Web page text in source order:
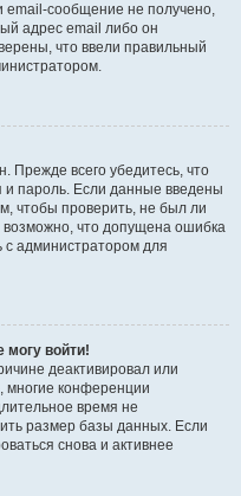
email-сообщение не получено,
адрес email либо он
что ввели правильный
Прежде всего убедитесь, что
и пароль. Если данные введены
чтобы проверить, не был ли
возможно, что допущена ошибка
с администратором для
могу войти!
деактивировал или
многие конференции
время не
размер базы данных. Если
снова и активнее